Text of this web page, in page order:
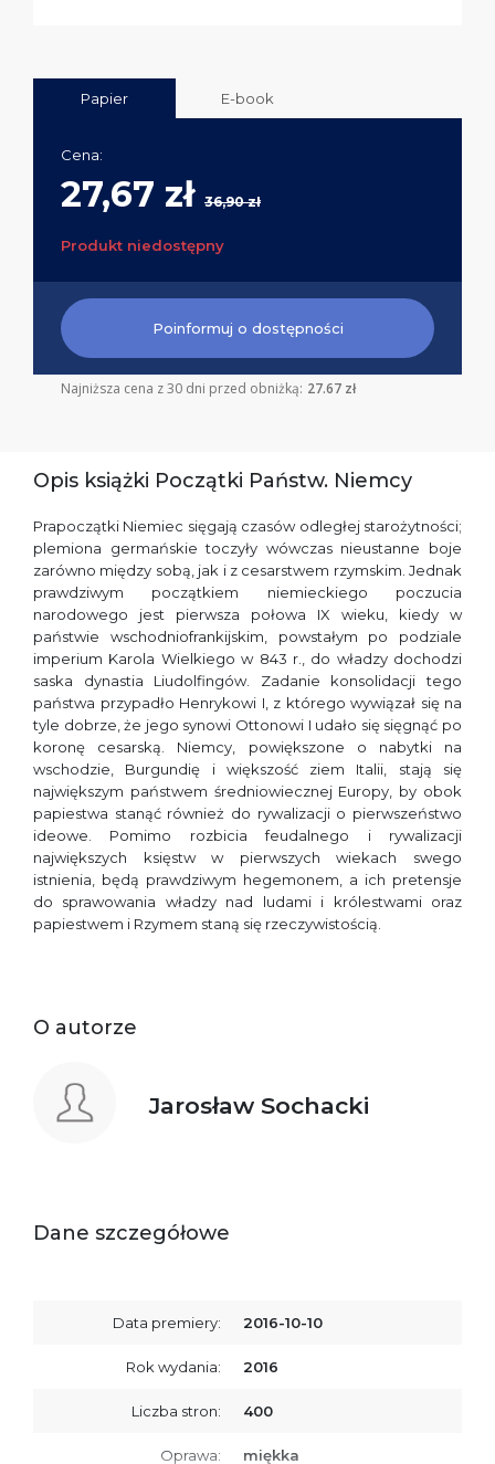
Papier E-book
Cena:
27,67 zł 36,90 zł
Produkt niedostępny
Poinformuj o dostępności
Najniższa cena z 30 dni przed obniżką: 27.67 zł
Opis książki Początki Państw. Niemcy
Prapoczątki Niemiec sięgają czasów odległej starożytności;
plemiona germańskie toczyły wówczas nieustanne boje
zarówno między sobą, jak i z cesarstwem rzymskim. Jednak
prawdziwym początkiem niemieckiego poczucia
narodowego jest pierwsza połowa IX wieku, kiedy w
państwie wschodniofrankijskim, powstałym po podziale
imperium Karola Wielkiego w 843 r., do władzy dochodzi
saska dynastia Liudolfingów. Zadanie konsolidacji tego
państwa przypadło Henrykowi I, z którego wywiązał się na
tyle dobrze, że jego synowi Ottonowi I udało się sięgnąć po
koronę cesarską. Niemcy, powiększone o nabytki na
wschodzie, Burgundię i większość ziem Italii, stają się
największym państwem średniowiecznej Europy, by obok
papiestwa stanąć również do rywalizacji o pierwszeństwo
ideowe. Pomimo rozbicia feudalnego i rywalizacji
największych księstw w pierwszych wiekach swego
istnienia, będą prawdziwym hegemonem, a ich pretensje
do sprawowania władzy nad ludami i królestwami oraz
papiestwem i Rzymem staną się rzeczywistością.
O autorze
Jarosław Sochacki
Dane szczegółowe
Data premiery: 2016-10-10
Rok wydania: 2016
Liczba stron: 400
Oprawa: miękka